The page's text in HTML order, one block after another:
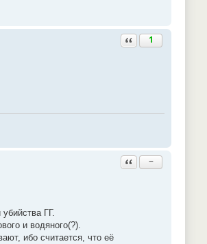
Ответить с цитатой
1
Ответить с цитатой
−
ГГ.
и водяного(?).
ибо считается, что её